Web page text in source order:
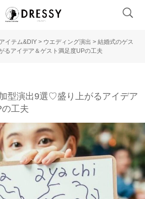
イテム&DIY > ウエディング演出 > 結婚式のゲス
るアイデア＆ゲスト満足度UPの工夫
型演出9選♡盛り上がるアイデア
工夫